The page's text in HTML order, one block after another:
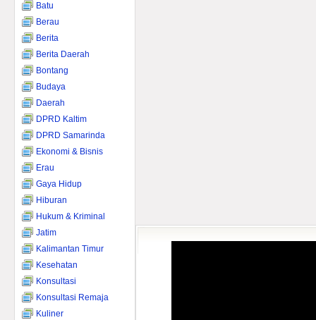
Batu
Berau
Berita
Berita Daerah
Bontang
Budaya
Daerah
DPRD Kaltim
DPRD Samarinda
Ekonomi & Bisnis
Erau
Gaya Hidup
Hiburan
Hukum & Kriminal
Jatim
Kalimantan Timur
Kesehatan
Konsultasi
Konsultasi Remaja
Kuliner